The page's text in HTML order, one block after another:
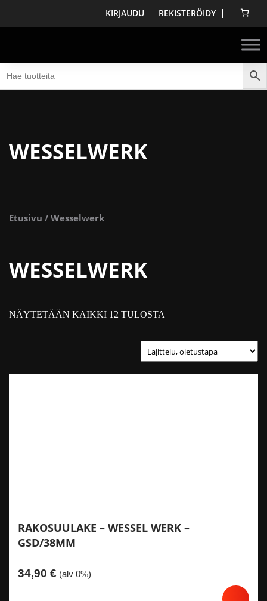
KIRJAUDU REKISTERÖIDY
WESSELWERK
Etusivu / Wesselwerk
WESSELWERK
NÄYTETÄÄN KAIKKI 12 TULOSTA
RAKOSUULAKE – WESSEL WERK –
GSD/38MM
34,90 € (alv 0%)